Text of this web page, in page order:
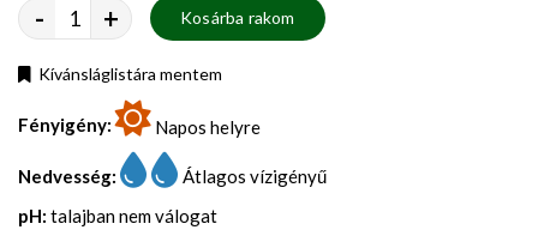
- + Kosárba rakom
Kívánsláglistára mentem
Fényigény: Napos helyre
Nedvesség:
Átlagos vízigényű
pH: talajban nem válogat